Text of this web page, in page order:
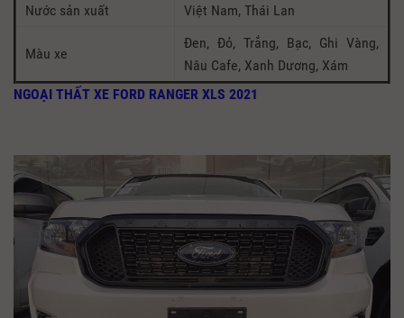
Nước sản xuất
Việt Nam, Thái Lan
Màu xe
Đen, Đỏ, Trắng, Bạc, Ghi Vàng,
Nâu Cafe, Xanh Dương, Xám
NGOẠI THẤT XE FORD RANGER XLS 2021